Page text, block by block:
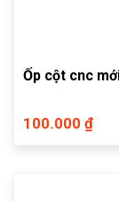
Ốp cột cnc
100.000 ₫